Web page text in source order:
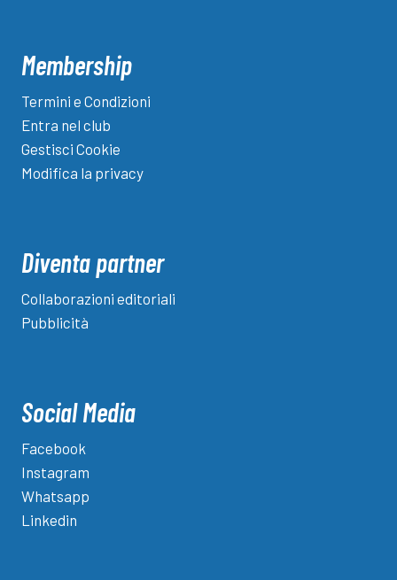
Membership
Termini e Condizioni
Entra nel club
Gestisci Cookie
Modifica la privacy
Diventa partner
Collaborazioni editoriali
Pubblicità
Social Media
Facebook
Instagram
Whatsapp
Linkedin